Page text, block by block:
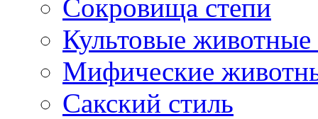
Сокровища степи
Культовые
Мифические
Сакский стиль